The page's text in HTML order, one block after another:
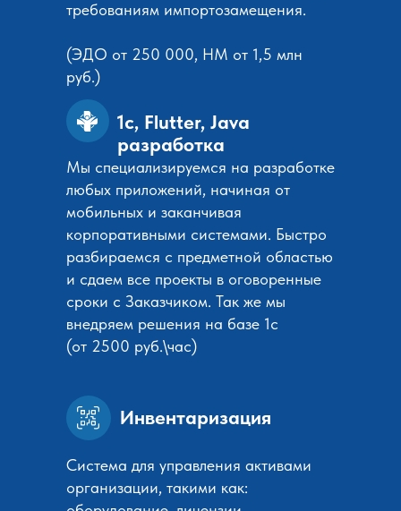
Инвентаризация
Система для управления активами
организации, такими как:
требованиям импортозамещения.
(ЭДО от 250 000, НМ от 1,5 млн
руб.)
1с, Flutter, Java
разработка
Мы специализируемся на разработке
любых приложений, начиная от
мобильных и заканчивая
корпоративными системами. Быстро
разбираемся с предметной областью
и сдаем все проекты в оговоренные
сроки с Заказчиком. Так же мы
внедряем решения на базе 1с
(от 2500 руб.\час)